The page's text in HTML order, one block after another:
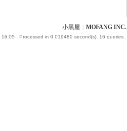
小黑屋 MOFANG INC.
16:05 , Processed in 0.019480 second(s), 16 queries .